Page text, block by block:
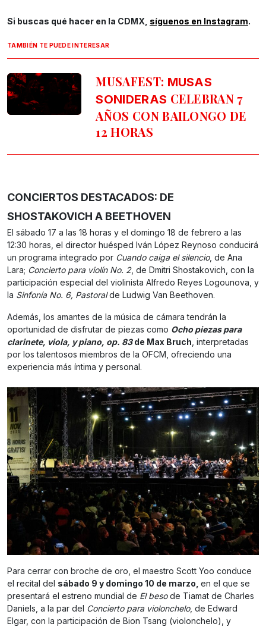
Si buscas qué hacer en la CDMX, síguenos en Instagram.
TAMBIÉN TE PUEDE INTERESAR
MUSAFEST: MUSAS
SONIDERAS CELEBRAN 7
AÑOS CON BAILONGO DE
12 HORAS
CONCIERTOS DESTACADOS: DE
SHOSTAKOVICH A BEETHOVEN
El sábado 17 a las 18 horas y el domingo 18 de febrero a las
12:30 horas, el director huésped Iván López Reynoso conducirá
un programa integrado por Cuando caiga el silencio, de Ana
Lara; Concierto para violín No. 2, de Dmitri Shostakovich, con la
participación especial del violinista Alfredo Reyes Logounova, y
la Sinfonía No. 6, Pastoralde Ludwig Van Beethoven.
Además, los amantes de la música de cámara tendrán la
oportunidad de disfrutar de piezas como Ocho piezas para
clarinete, viola, y piano, op. 83de Max Bruch , interpretadas
por los talentosos miembros de la OFCM, ofreciendo una
experiencia más íntima y personal.
Para cerrar con broche de oro, el maestro Scott Yoo conduce
el recital del sábado 9 y domingo 10 de marzo, en el que se
presentará el estreno mundial de El besode Tiamat de Charles
Daniels, a la par del Concierto para violonchelo, de Edward
Elgar, con la participación de Bion Tsang (violonchelo), y